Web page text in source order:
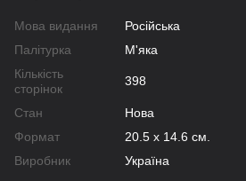
Мова видання
Російська
Палітурка
М'яка
Кількість
сторінок
398
Стан
Нова
Формат
20.5 х 14.6 см.
Виробник
Україна